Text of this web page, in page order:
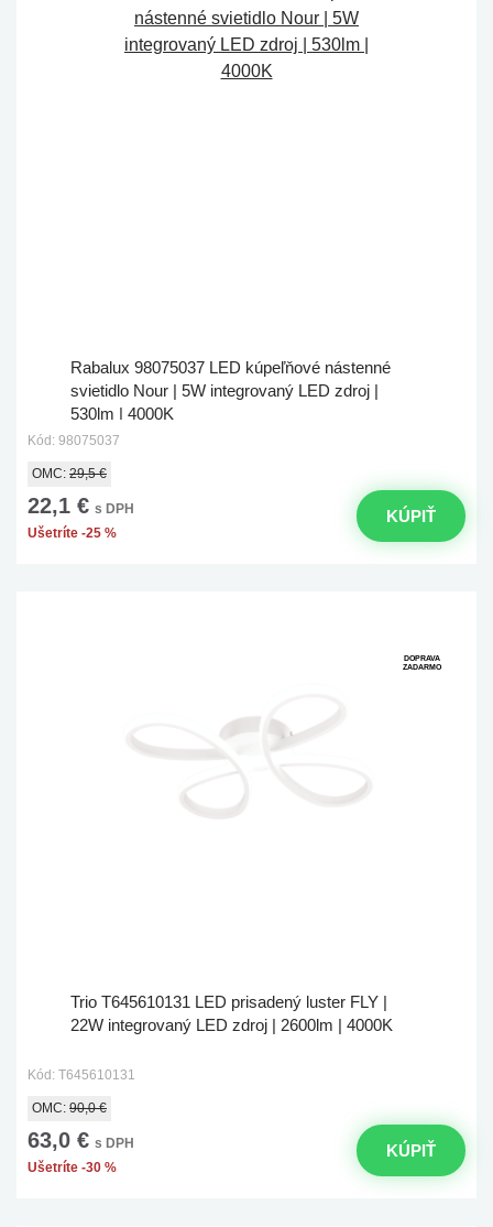
Rabalux 98075037 LED kúpeľňové nástenné
svietidlo Nour | 5W integrovaný LED zdroj |
530lm | 4000K
Kód: 98075037
OMC: 29,5 €
22,1 € s DPH
Ušetríte -25 %
KÚPIŤ
DOPRAVA
ZADARMO
Trio T645610131 LED prisadený luster FLY |
22W integrovaný LED zdroj | 2600lm | 4000K
Kód: T645610131
OMC: 90,0 €
63,0 € s DPH
Ušetríte -30 %
KÚPIŤ